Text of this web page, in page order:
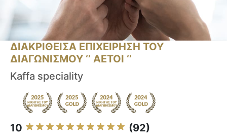
ΔΙΑΚΡΙΘΕΙΣΑ ΕΠΙΧΕΙΡΗΣΗ ΤΟΥ
ΔΙΑΓΩΝΙΣΜΟΥ ‘’ ΑΕΤΟΙ ‘’
Kaffa speciality
10 (92)